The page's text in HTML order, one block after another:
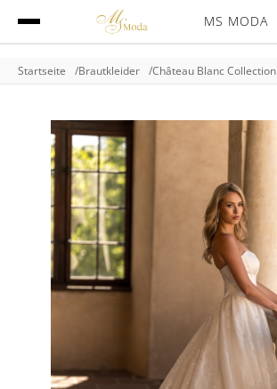
MS MODA
Startseite Brautkleider Château Blanc Collection